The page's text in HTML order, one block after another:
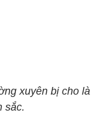
xuyên bị cho là
sắc.